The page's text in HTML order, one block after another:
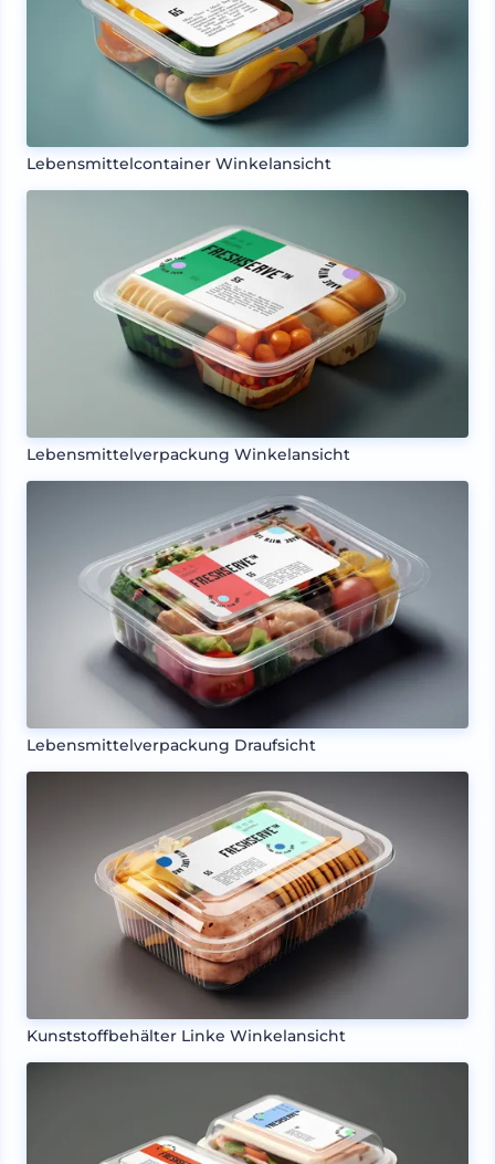
Lebensmittelcontainer Winkelansicht
Lebensmittelverpackung Winkelansicht
Lebensmittelverpackung Draufsicht
Kunststoffbehälter Linke Winkelansicht